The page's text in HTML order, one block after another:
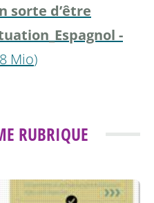
sorte d’être
-
Mio)
RUBRIQUE